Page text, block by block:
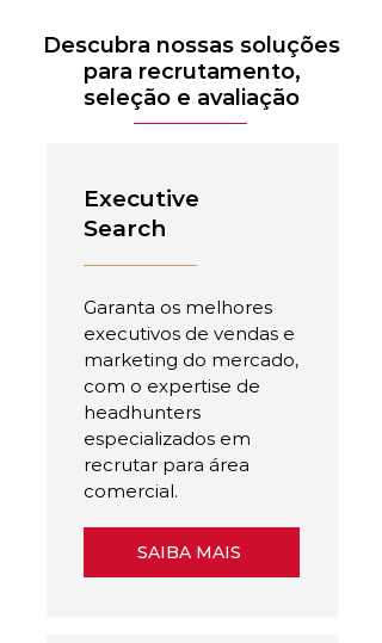
Descubra nossas soluções
para recrutamento,
seleção e avaliação
Executive
Search
Garanta os melhores
executivos de vendas e
marketing do mercado,
com o expertise de
headhunters
especializados em
recrutar para área
comercial.
SAIBA MAIS